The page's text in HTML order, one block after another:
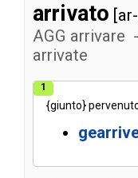
arrivato
AGG arrivare -
arrivate
1
{giunto}